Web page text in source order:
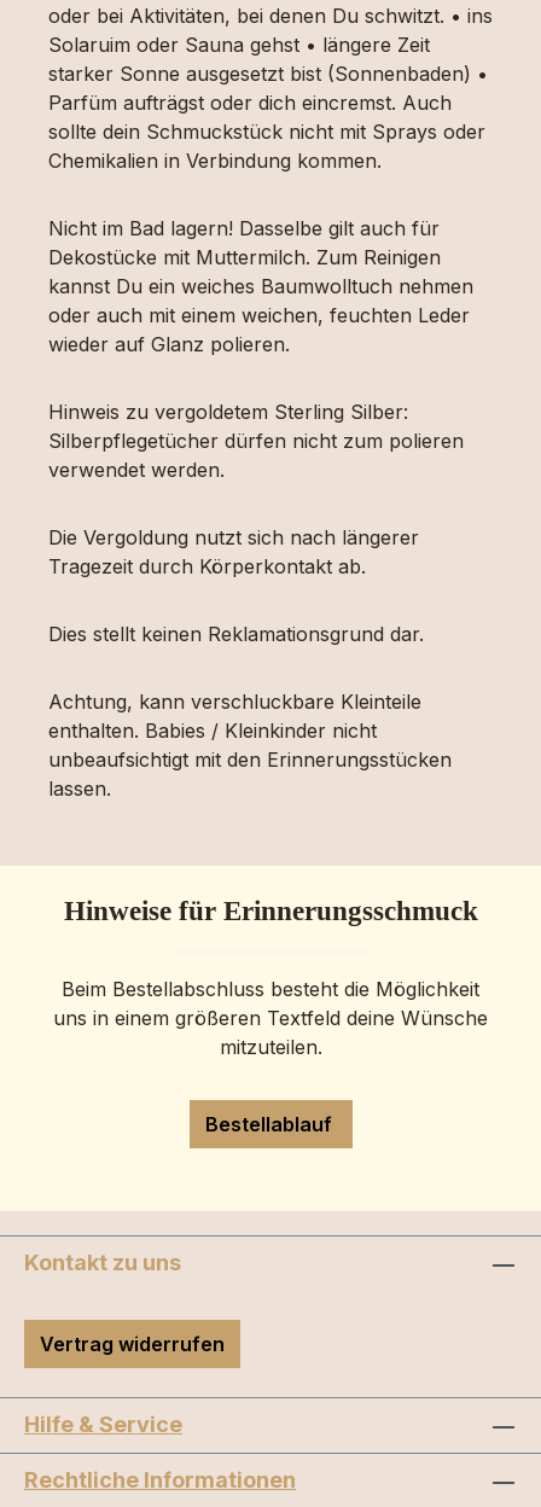
oder bei Aktivitäten, bei denen Du schwitzt. • ins
Solaruim oder Sauna gehst • längere Zeit
starker Sonne ausgesetzt bist (Sonnenbaden) •
Parfüm aufträgst oder dich eincremst. Auch
sollte dein Schmuckstück nicht mit Sprays oder
Chemikalien in Verbindung kommen.
Nicht im Bad lagern! Dasselbe gilt auch für
Dekostücke mit Muttermilch. Zum Reinigen
kannst Du ein weiches Baumwolltuch nehmen
oder auch mit einem weichen, feuchten Leder
wieder auf Glanz polieren.
Hinweis zu vergoldetem Sterling Silber:
Silberpflegetücher dürfen nicht zum polieren
verwendet werden.
Die Vergoldung nutzt sich nach längerer
Tragezeit durch Körperkontakt ab.
Dies stellt keinen Reklamationsgrund dar.
Achtung, kann verschluckbare Kleinteile
enthalten. Babies / Kleinkinder nicht
unbeaufsichtigt mit den Erinnerungsstücken
lassen.
Hinweise für Erinnerungsschmuck
Beim Bestellabschluss besteht die Möglichkeit
uns in einem größeren Textfeld deine Wünsche
mitzuteilen.
Bestellablauf
Kontakt zu uns
Vertrag widerrufen
Hilfe & Service
Rechtliche Informationen